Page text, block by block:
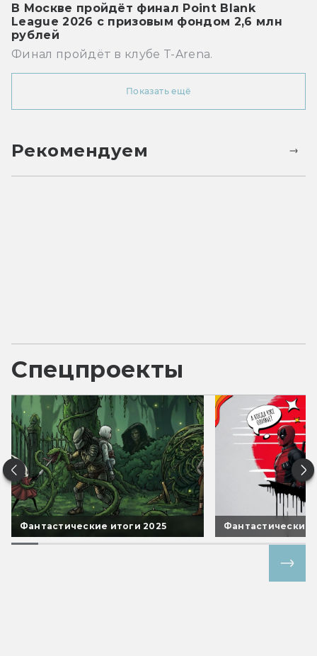
В Москве пройдёт финал Point Blank
League 2026 с призовым фондом 2,6 млн
рублей
Финал пройдёт в клубе T-Arena.
Показать ещё
Рекомендуем
Спецпроекты
Фантастические итоги 2025 Фантастические